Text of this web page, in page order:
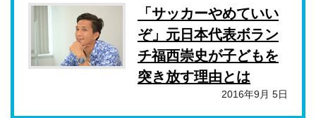
「サッカーやめていい
ぞ」元日本代表ボラン
チ福西崇史が子どもを
突き放す理由とは
2016年9月 5日